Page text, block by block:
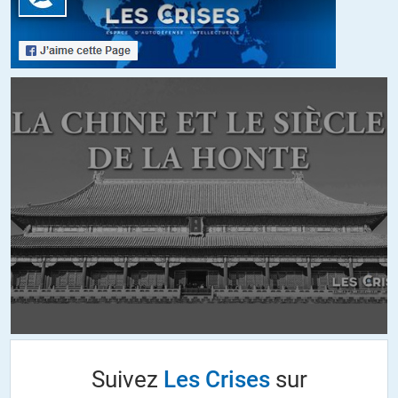
Quant au sujet industrie-service, il faut savoir que dans les
consommations intermédiaires nécessaires à la fabrication d’un
bien industriel, il y a énormément de services. Ce n’est pas pour
rien que les services représentent une très forte majorité de nos
sinistré. Le travail détaché y a fait baisser les prix via les salaires
des travailleurs de l’est. Et qui sont les principaux affrêteurs ? Les
grands industriels qui livrent leurs clients et distributeurs.
+8 ALERTER
LS//08.04.2016 à 11h38
@dervan : pour répondre vite à votre question :
productivité : PIB / tête ou PIB / masse salariale.
régresse alors que le second augmente. Les entreprises sont
Suivez Les Crisessur